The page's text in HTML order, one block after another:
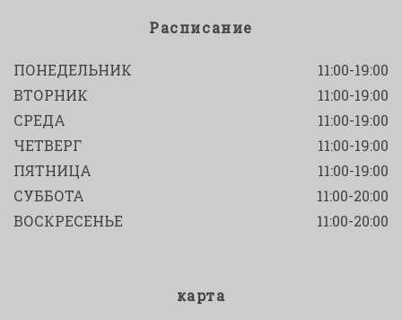
Расписание
ПОНЕДЕЛЬНИК
11:00-19:00
ВТОРНИК
11:00-19:00
СРЕДА
11:00-19:00
ЧЕТВЕРГ
11:00-19:00
ПЯТНИЦА
11:00-19:00
СУББОТА
11:00-20:00
ВОСКРЕСЕНЬЕ
11:00-20:00
карта